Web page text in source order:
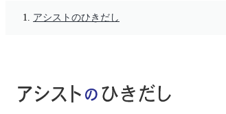
アシストのひきだし